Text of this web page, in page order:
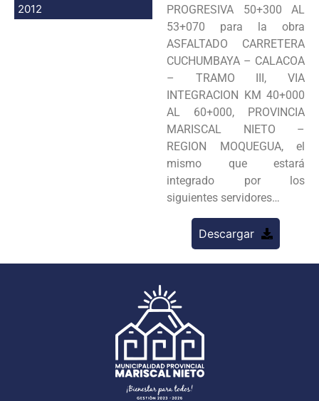
2012
PROGRESIVA 50+300 AL
53+070 para la obra
ASFALTADO CARRETERA
CUCHUMBAYA – CALACOA
– TRAMO III, VIA
INTEGRACION KM 40+000
AL 60+000, PROVINCIA
MARISCAL NIETO –
REGION MOQUEGUA, el
mismo que estará
integrado por los
siguientes servidores…
Descargar